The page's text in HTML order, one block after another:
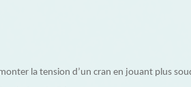
la tension d’un cran en jouant plus